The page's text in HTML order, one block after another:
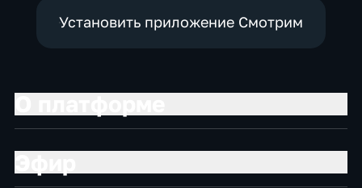
Установить приложение Смотрим